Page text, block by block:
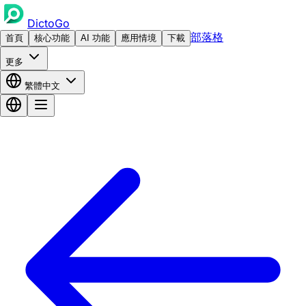
DictoGo
首頁 核心功能 AI 功能 應用情境 下載 部落格
更多
繁體中文